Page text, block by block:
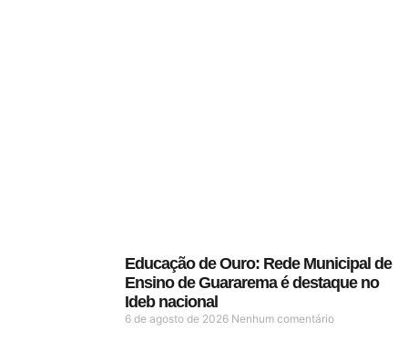
Educação de Ouro: Rede Municipal de
Ensino de Guararema é destaque no
Ideb nacional
6 de agosto de 2026 Nenhum comentário